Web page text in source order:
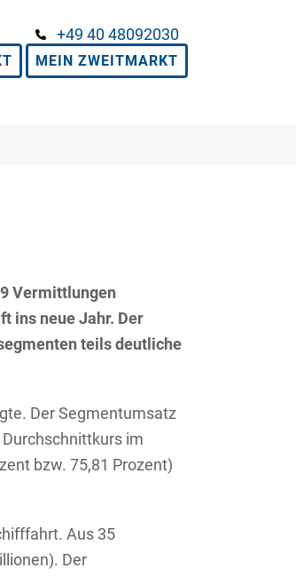
+49 40 48092030
MEIN ZWEITMARKT
Vermittlungen
ins neue Jahr. Der
teils deutliche
Der Segmentumsatz
im
bzw. 75,81 Prozent)
Aus 35
Der